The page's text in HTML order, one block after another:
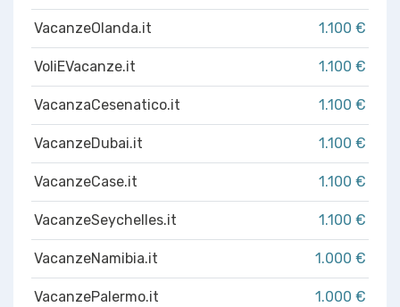
VacanzeOlanda.it 1.100 €
VoliEVacanze.it 1.100 €
VacanzaCesenatico.it 1.100 €
VacanzeDubai.it 1.100 €
VacanzeCase.it 1.100 €
VacanzeSeychelles.it 1.100 €
VacanzeNamibia.it 1.000 €
VacanzePalermo.it 1.000 €